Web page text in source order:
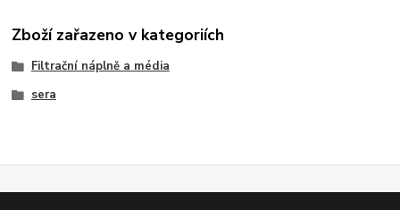
Zboží zařazeno v kategoriích
Filtrační náplně a média
sera